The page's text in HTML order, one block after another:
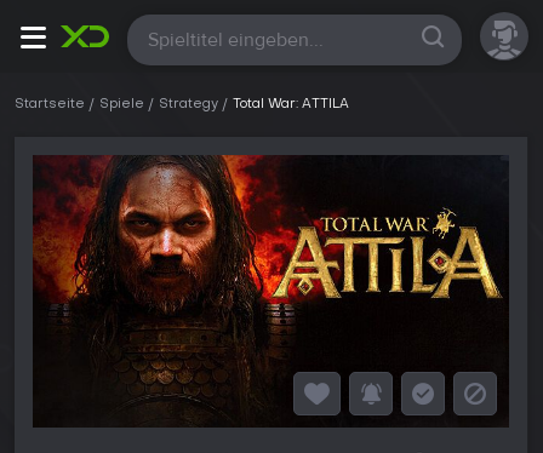
Alle
Startseite Spiele Strategy Total War: ATTILA